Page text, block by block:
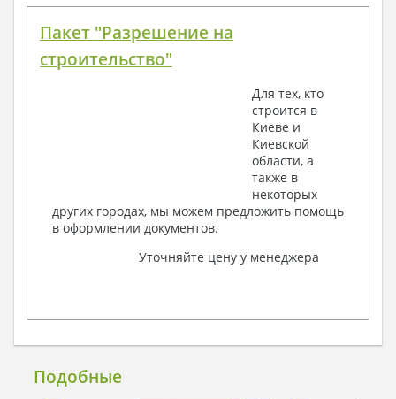
Пакет "Разрешение на
строительство"
Для тех, кто
строится в
Киеве и
Киевской
области, а
также в
некоторых
других городах, мы можем предложить помощь
в оформлении документов.
Уточняйте цену у менеджера
Подобные